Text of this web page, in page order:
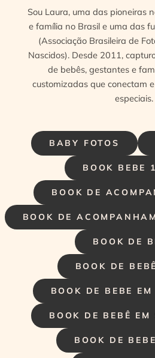
BABY FOTOS
BOOK BEBE
BOOK DE
BOOK DE
BOOK DE
BOOK DE
BOOK DE BEBE
BOOK DE BEBÊ EM
BOOK DE
Sou Laura, uma das pioneiras
e família no Brasil e uma das
(Associação Brasileira de
Nascidos). Desde 2011,
de bebês, gestantes e
customizadas que conectam
especiais.